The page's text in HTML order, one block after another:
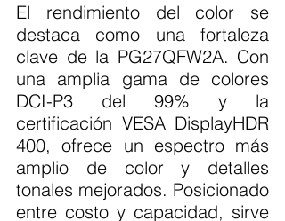
El rendimiento del color se
destaca como una fortaleza
clave de la PG27QFW2A. Con
una amplia gama de colores
DCI-P3 del 99% y la
certificación VESA DisplayHDR
400, ofrece un espectro más
amplio de color y detalles
tonales mejorados. Posicionado
entre costo y capacidad, sirve